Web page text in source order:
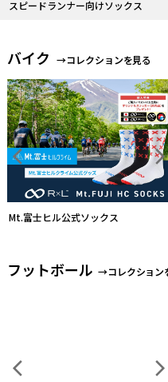
HEEL LOCK公式ストア限定カラー登
場！